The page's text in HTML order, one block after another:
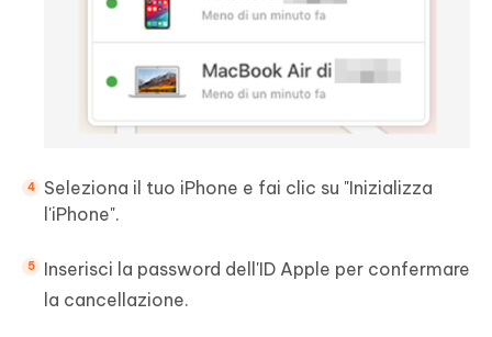
Seleziona il tuo iPhone e fai clic su "Inizializza
l'iPhone".
Inserisci la password dell'ID Apple per confermare
la cancellazione.